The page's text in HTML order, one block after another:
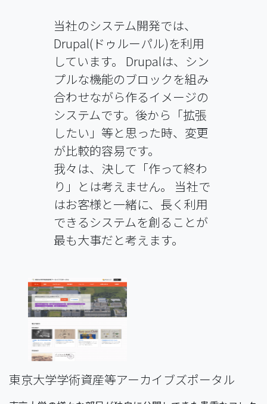
当社のシステム開発では、
Drupal(ドゥルーパル)を利用
しています。 Drupalは、シン
プルな機能のブロックを組み
合わせながら作るイメージの
システムです。後から「拡張
したい」等と思った時、変更
が比較的容易です。
我々は、決して「作って終わ
り」とは考えません。 当社で
はお客様と一緒に、長く利用
できるシステムを創ることが
最も大事だと考えます。
東京大学学術資産等アーカイブズポータル